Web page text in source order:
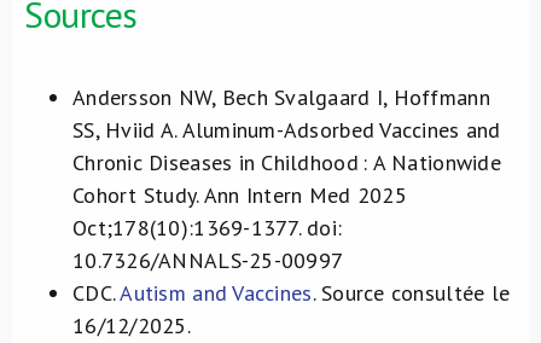
Sources
Andersson NW, Bech Svalgaard I, Hoffmann
SS, Hviid A. Aluminum-Adsorbed Vaccines and
Chronic Diseases in Childhood : A Nationwide
Cohort Study. Ann Intern Med 2025
Oct;178(10):1369-1377. doi:
10.7326/ANNALS-25-00997
CDC.Autism and Vaccines.Source consultée le
16/12/2025.